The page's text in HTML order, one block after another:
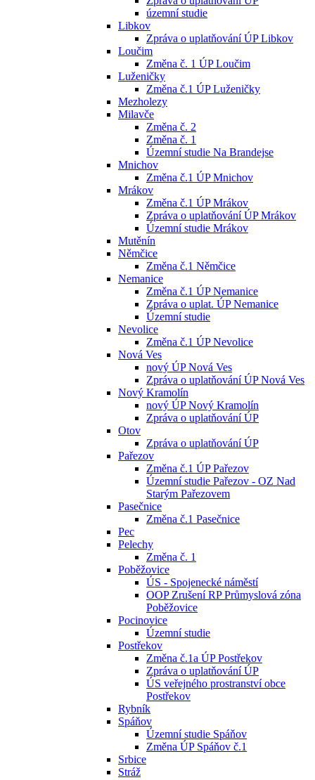
územní studie
Libkov
Zpráva o uplatňování ÚP Libkov
Loučim
Změna č. 1 ÚP Loučim
Luženičky
Změna č.1 ÚP Luženičky
Mezholezy
Milavče
Změna č. 2
Změna č. 1
Územní studie Na Brandejse
Mnichov
Změna č.1 ÚP Mnichov
Mrákov
Změna č.1 ÚP Mrákov
Zpráva o uplatňování ÚP Mrákov
Územní studie Mrákov
Mutěnín
Němčice
Změna č.1 Němčice
Nemanice
Změna č.1 ÚP Nemanice
Zpráva o uplat. ÚP Nemanice
Územní studie
Nevolice
Změna č.1 ÚP Nevolice
Nová Ves
nový ÚP Nová Ves
Zpráva o uplatňování ÚP Nová Ves
Nový Kramolín
nový ÚP Nový Kramolín
Zpráva o uplatňování ÚP
Otov
Zpráva o uplatňování ÚP
Pařezov
Změna č.1 ÚP Pařezov
Územní studie Pařezov - OZ Nad
Starým Pařezovem
Pasečnice
Změna č.1 Pasečnice
Pec
Pelechy
Změna č. 1
Poběžovice
ÚS - Spojenecké náměstí
OOP Zrušení RP Průmyslová zóna
Poběžovice
Pocinovice
Územní studie
Postřekov
Změna č.1a ÚP Postřekov
Zpráva o uplatňování ÚP
ÚS veřejného prostranství obce
Postřekov
Rybník
Spáňov
Územní studie Spáňov
Změna ÚP Spáňov č.1
Srbice
Stráž